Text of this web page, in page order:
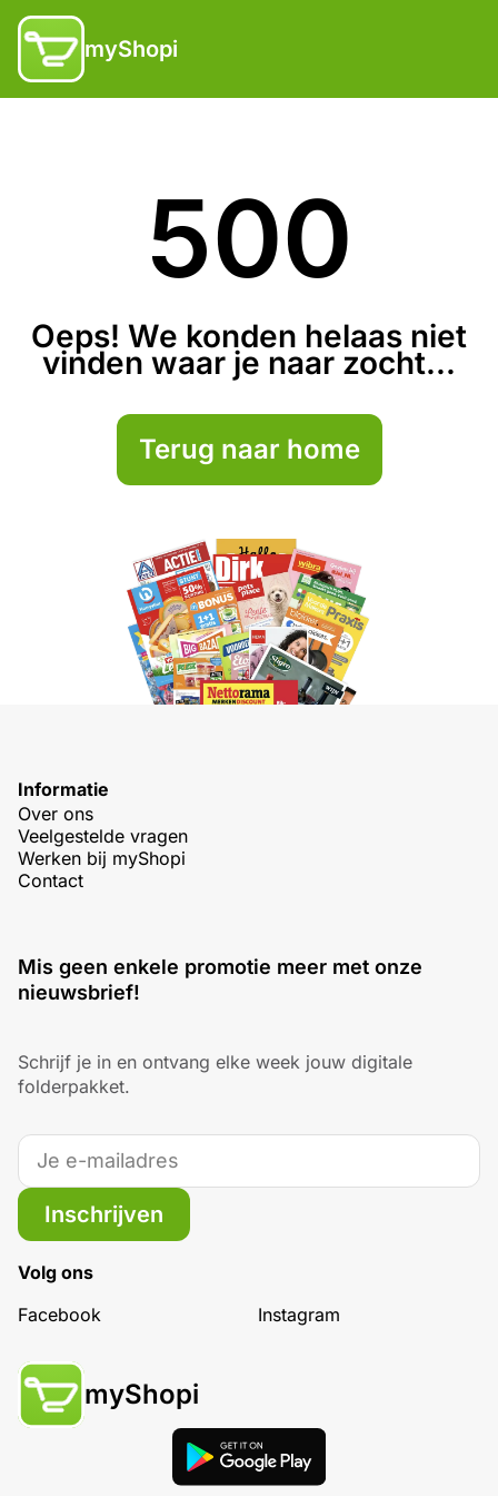
myShopi
500
Oeps! We konden helaas niet
vinden waar je naar zocht...
Terug naar home
Informatie
Over ons
Veelgestelde vragen
Werken bij myShopi
Contact
Mis geen enkele promotie meer met onze
nieuwsbrief!
Schrijf je in en ontvang elke week jouw digitale
folderpakket.
Inschrijven
Volg ons
Facebook
Instagram
myShopi